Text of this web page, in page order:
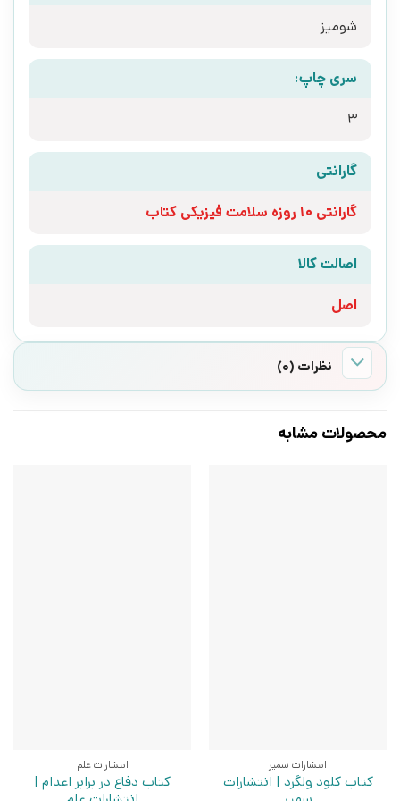
شومیز
سری چاپ:
3
گارانتی
گارانتی 10 روزه سلامت فیزیکی کتاب
اصالت کالا
اصل
نظرات (0)
محصولات مشابه
انتشارات سمیر
کتاب کلود ولگرد | انتشارات
انتشارات علم
کتاب دفاع در برابر اعدام |